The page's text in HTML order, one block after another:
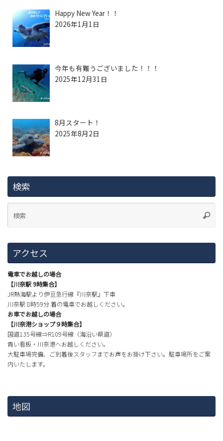
Happy New Year！！
2026年1月1日
今年も有難うございました！！！
2025年12月31日
8月スタート！
2025年8月2日
検索
アクセス
電車でお越しの場合
【川奈駅 9時集合】
JR熱海駅より伊豆急行線『川奈駅』下車
川奈駅 8時59分 着の電車でお越しください。
お車でお越しの場合
【川奈港ショップ９時集合】
国道135号線⇒R109号線（海沿い県道）
青い看板・川奈港へお越しください。
大駐車場完備、ご到着後スタッフまでお声をお掛け下さい。駐車場所をご案
内いたします。
地図